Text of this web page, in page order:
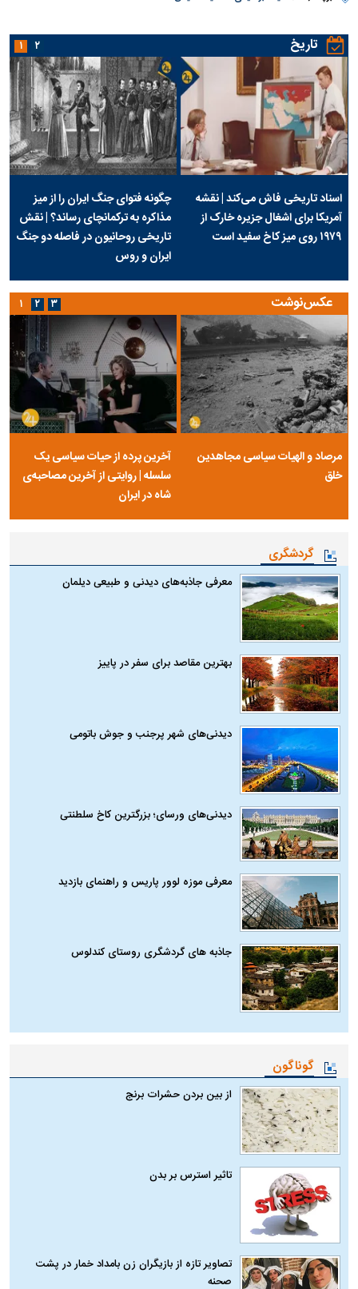
تاریخ
اسناد تاریخی فاش می‌کند | نقشه
آمریکا برای اشغال جزیره خارک از
۱۹۷۹ روی میز کاخ سفید است
چگونه فتوای جنگ ایران را از میز
مذاکره به ترکمانچای رساند؟ | نقش
تاریخی روحانیون در فاصله دو جنگ
ایران و روس
۱ ۲
عکس‌نوشت
مرصاد و الهیات سیاسی مجاهدین
خلق
آخرین پرده از حیات سیاسی یک
سلسله | روایتی از آخرین مصاحبه‌ی
شاه در ایران
۱ ۲ ۳
گردشگری
معرفی جاذبه‌های دیدنی و طبیعی دیلمان
بهترین مقاصد برای سفر در پاییز
دیدنی‌های شهر پرجنب و جوش باتومی
دیدنی‌های ورسای؛ بزرگترین کاخ سلطنتی
معرفی موزه لوور پاریس و راهنمای بازدید
جاذبه های گردشگری روستای کندلوس
گوناگون
از بین بردن حشرات برنج
تاثیر استرس بر بدن
تصاویر تازه از بازیگران زن بامداد خمار در پشت
صحنه